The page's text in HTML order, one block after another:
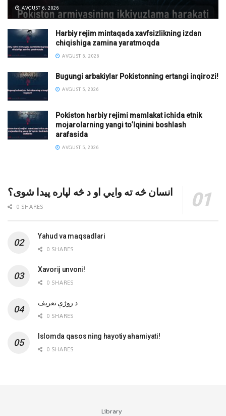
AVGUST 6, 2026
Harbiy rejim mintaqada xavfsizlikning izdan
chiqishiga zamina yaratmoqda
AVGUST 6, 2026
Bugungi arbakiylar Pokistonning ertangi inqirozi!
AVGUST 5, 2026
Pokiston harbiy rejimi mamlakat ichida etnik
mojarolarning yangi to‘lqinini boshlash
arafasida
AVGUST 5, 2026
انسان څه ته وایي او د څه لپاره پیدا شوی؟
0 SHARES
Yahud va maqsadlari
0 SHARES
Xavorij unvoni!
0 SHARES
‌د روژې تعریف
0 SHARES
Islomda qasos ning hayotiy ahamiyati!
0 SHARES
Library